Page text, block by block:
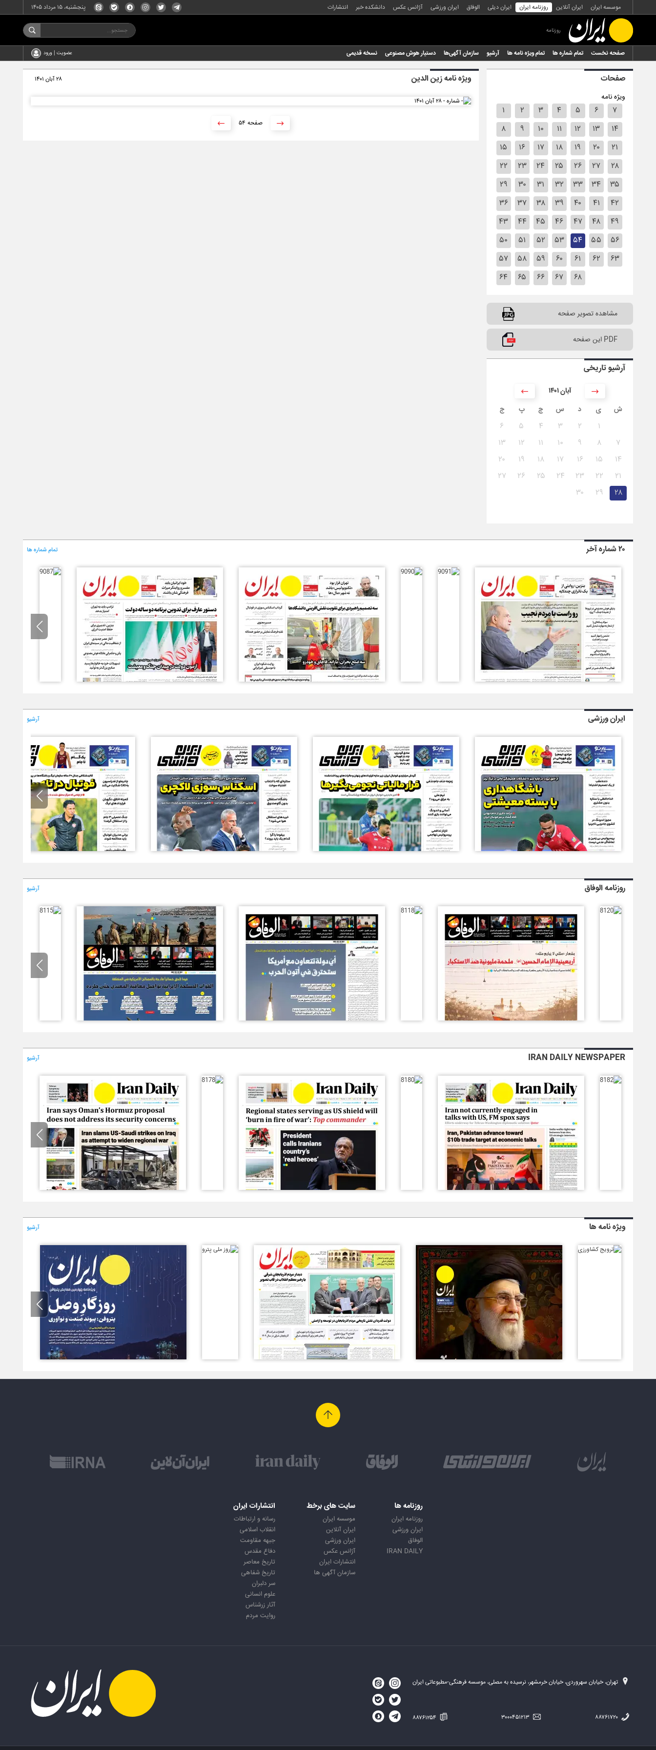
موسسه ایران ایران آنلاین روزنامه ایران ایران دیلی الوفاق ایران ورزشی آژانس عکس دانشکده خبر انتشارات پنجشنبه، ۱۵ مرداد ۱۴۰۵
روزنامه
صفحه نخست تمام شماره ها تمام ویژه نامه ها آرشیو سازمان آگهی‌ها دستیار هوش مصنوعی نسخه قدیمی عضویت | ورود
صفحات
ویژه نامه
۱ ۲ ۳ ۴ ۵ ۶
۷
۸
۹ ۱۰ ۱۱ ۱۲ ۱۳
۱۴
۱۵
۱۶ ۱۷ ۱۸ ۱۹ ۲۰
۲۱
۲۲
۲۳ ۲۴ ۲۵ ۲۶ ۲۷
۲۸
۲۹
۳۰ ۳۱ ۳۲ ۳۳ ۳۴
۳۵
۳۶
۳۷ ۳۸ ۳۹ ۴۰ ۴۱
۴۲
۴۳
۴۴ ۴۵ ۴۶ ۴۷ ۴۸
۴۹
۵۰
۵۱ ۵۲ ۵۳ ۵۴ ۵۵
۵۶
۵۷
۵۸ ۵۹ ۶۰ ۶۱ ۶۲
۶۳
۶۴
۶۵ ۶۶ ۶۷ ۶۸
مشاهده تصویر صفحه
PDF این صفحه
آرشیو تاریخی
۱۴۰۱ آبان
ش
ی د س چ پ ج
۱ ۲ ۳ ۴ ۵
۶
۷
۸ ۹ ۱۰ ۱۱ ۱۲
۱۳
۱۴
۱۵ ۱۶ ۱۷ ۱۸ ۱۹
۲۰
۲۱
۲۲ ۲۳ ۲۴ ۲۵ ۲۶
۲۷
۲۸
۲۹ ۳۰
ویژه نامه زین الدین ۲۸ آبان ۱۴۰۱
۵۴
۲۰ شماره آخر تمام شماره ها
ایران ورزشی آرشیو
روزنامه الوفاق آرشیو
IRAN DAILY NEWSPAPER آرشیو
ویژه نامه ها آرشیو
روزنامه ها
روزنامه ایران
ایران ورزشی
الوفاق
IRAN DAILY
سایت های برخط
موسسه ایران
ایران آنلاین
ایران ورزشی
آژانس عکس
انتشارات ایران
سازمان آگهی ها
انتشارات ایران
رسانه و ارتباطات
انقلاب اسلامی
جبهه مقاومت
دفاع مقدس
تاریخ معاصر
تاریخ شفاهی
سر دلبران
علوم انسانی
آثار زرشناس
روایت مردم
تهران، خیابان سهروردی، خیابان خرمشهر، نرسیده به مصلی، موسسه فرهنگی-مطبوعاتی ایران